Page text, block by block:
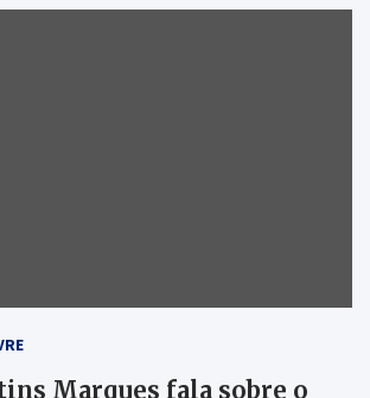
Marques fala sobre o